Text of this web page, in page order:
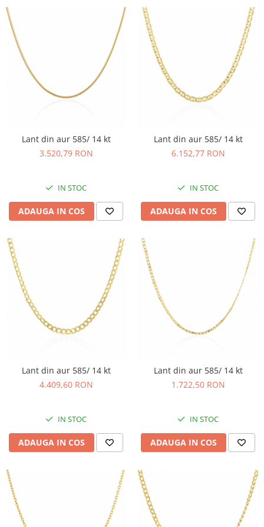
Lant din aur 585/ 14 kt
3.520,79 RON
IN STOC
ADAUGA IN COS
Lant din aur 585/ 14 kt
6.152,77 RON
IN STOC
ADAUGA IN COS
Lant din aur 585/ 14 kt
4.409,60 RON
IN STOC
ADAUGA IN COS
Lant din aur 585/ 14 kt
1.722,50 RON
IN STOC
ADAUGA IN COS